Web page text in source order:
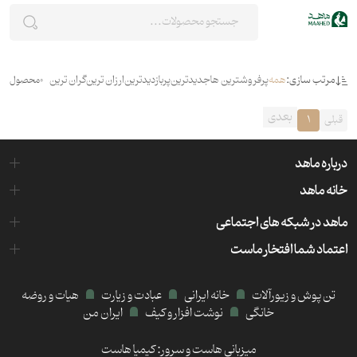
مرتب سازی:همهپرفروشترین هاجدیدترینپربازدیدترینارزان ترینگران ترین 0محصول
قبلی 1 بعدی
درباره ماهد
خانه ماهد
ماهد در شبکه های اجتماعی
اعتماد شما افتخار ماست
تن پوش و زیورآلات خانه ایرانی عبادت و زیارت
هیات و روضه
خانگی
نوشت افزار و کیف
ایران من
میزبانی هاست و سرور:کیمیا هاست